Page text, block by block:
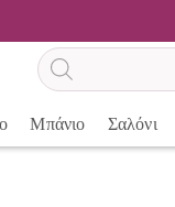
Αναζήτηση
προϊόντων
Μπάνιο Σαλόνι